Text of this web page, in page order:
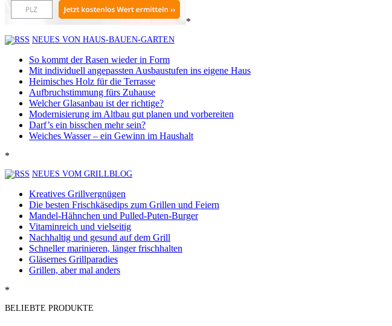
*
NEUES VON HAUS-BAUEN-GARTEN
So kommt der Rasen wieder in Form
Mit individuell angepassten Ausbaustufen ins eigene Haus
Heimisches Holz für die Terrasse
Aufbruchstimmung fürs Zuhause
Welcher Glasanbau ist der richtige?
Modernisierung im Altbau gut planen und vorbereiten
Darf’s ein bisschen mehr sein?
Weiches Wasser – ein Gewinn im Haushalt
*
NEUES VOM GRILLBLOG
Kreatives Grillvergnügen
Die besten Frischkäsedips zum Grillen und Feiern
Mandel-Hähnchen und Pulled-Puten-Burger
Vitaminreich und vielseitig
Nachhaltig und gesund auf dem Grill
Schneller marinieren, länger frischhalten
Gläsernes Grillparadies
Grillen, aber mal anders
*
BELIEBTE PRODUKTE